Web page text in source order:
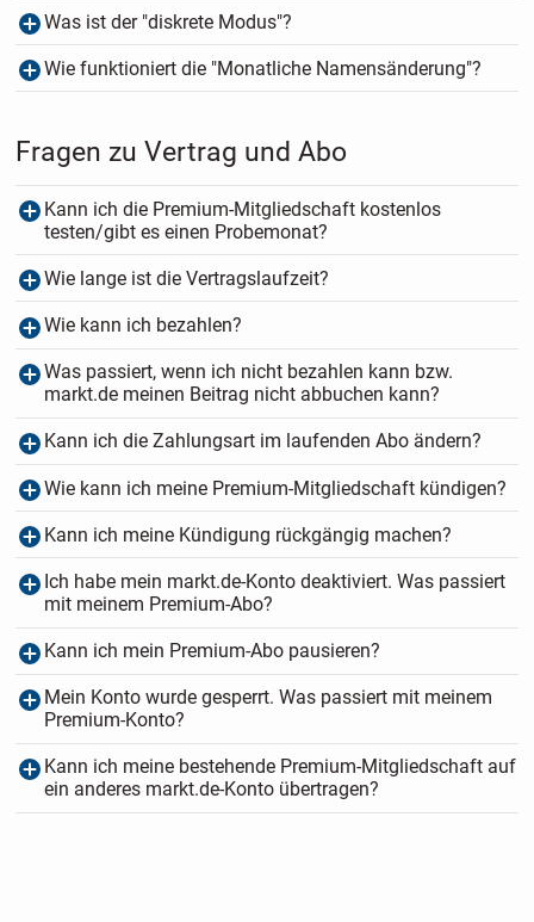
Was ist der "diskrete Modus"?
Wie funktioniert die "Monatliche Namensänderung"?
Fragen zu Vertrag und Abo
Kann ich die Premium-Mitgliedschaft kostenlos
testen/gibt es einen Probemonat?
Wie lange ist die Vertragslaufzeit?
Wie kann ich bezahlen?
Was passiert, wenn ich nicht bezahlen kann bzw.
markt.de meinen Beitrag nicht abbuchen kann?
Kann ich die Zahlungsart im laufenden Abo ändern?
Wie kann ich meine Premium-Mitgliedschaft kündigen?
Kann ich meine Kündigung rückgängig machen?
Ich habe mein markt.de-Konto deaktiviert. Was passiert
mit meinem Premium-Abo?
Kann ich mein Premium-Abo pausieren?
Mein Konto wurde gesperrt. Was passiert mit meinem
Premium-Konto?
Kann ich meine bestehende Premium-Mitgliedschaft auf
ein anderes markt.de-Konto übertragen?